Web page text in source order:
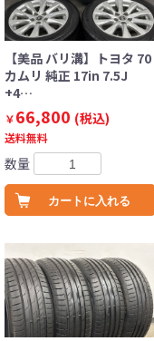
【美品 バリ溝】トヨタ 70
カムリ 純正 17in 7.5J
+4…
￥66,800 (税込)
送料無料
数量
カートに入れる